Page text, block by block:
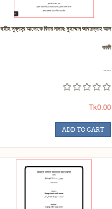
ছহীহ সুন্নাহ্‌র আলোকে বিতর নামায: মুহাম্মাদ আবদুল্লাহ আল
কাফী
.....
Tk0.00
ADD TO CART